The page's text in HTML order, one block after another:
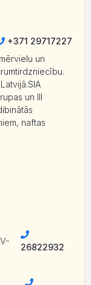
+371 29717227
un
un III
naftas
26822932